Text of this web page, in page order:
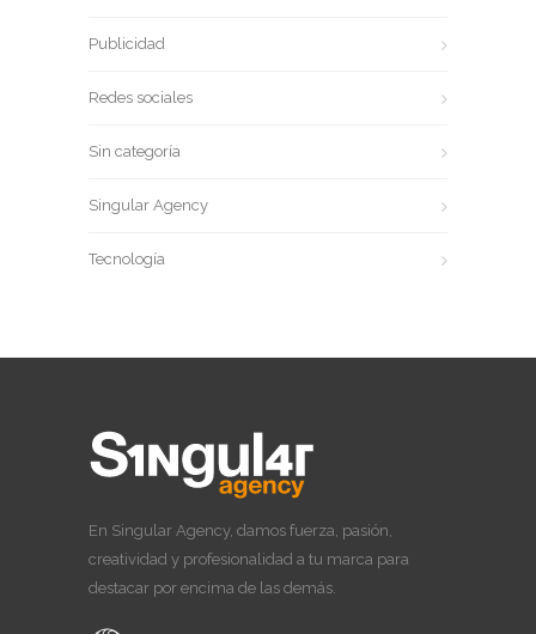
Publicidad
Redes sociales
Sin categoría
Singular Agency
Tecnología
En Singular Agency, damos fuerza, pasión,
creatividad y profesionalidad a tu marca para
destacar por encima de las demás.